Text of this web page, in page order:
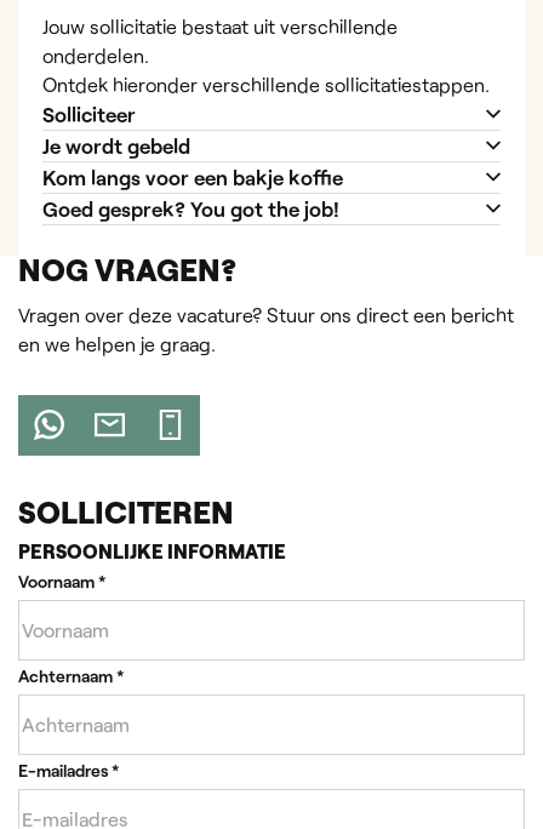
Jouw sollicitatie bestaat uit verschillende
onderdelen.
Ontdek hieronder verschillende sollicitatiestappen.
Solliciteer
Je wordt gebeld
Kom langs voor een bakje koffie
Goed gesprek? You got the job!
NOG VRAGEN?
Vragen over deze vacature? Stuur ons direct een bericht
en we helpen je graag.
SOLLICITEREN
PERSOONLIJKE INFORMATIE
Voornaam*
Achternaam*
E-mailadres*